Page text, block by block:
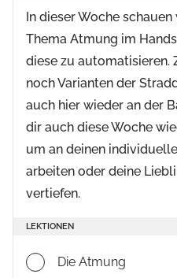
In dieser Woche
Thema Atmung im
diese zu automatisieren.
noch Varianten der
auch hier wieder an der
dir auch diese Woche
um an deinen
arbeiten oder deine
vertiefen.
LEKTIONEN
Die Atmung